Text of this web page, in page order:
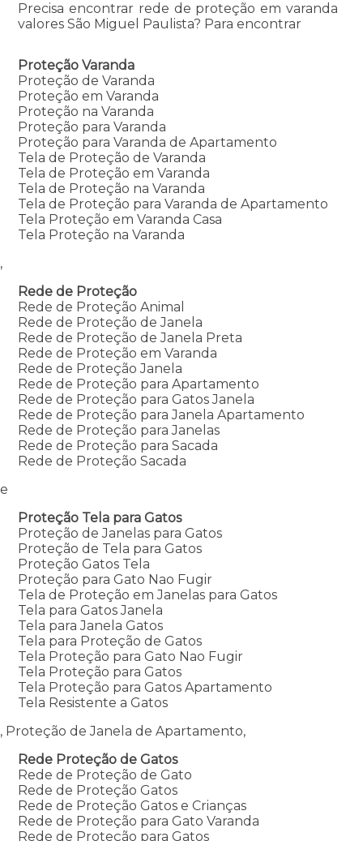
Precisa encontrar rede de proteção em varanda
valores São Miguel Paulista? Para encontrar
Proteção Varanda
Proteção de Varanda
Proteção em Varanda
Proteção na Varanda
Proteção para Varanda
Proteção para Varanda de Apartamento
Tela de Proteção de Varanda
Tela de Proteção em Varanda
Tela de Proteção na Varanda
Tela de Proteção para Varanda de Apartamento
Tela Proteção em Varanda Casa
Tela Proteção na Varanda
,
Rede de Proteção
Rede de Proteção Animal
Rede de Proteção de Janela
Rede de Proteção de Janela Preta
Rede de Proteção em Varanda
Rede de Proteção Janela
Rede de Proteção para Apartamento
Rede de Proteção para Gatos Janela
Rede de Proteção para Janela Apartamento
Rede de Proteção para Janelas
Rede de Proteção para Sacada
Rede de Proteção Sacada
e
Proteção Tela para Gatos
Proteção de Janelas para Gatos
Proteção de Tela para Gatos
Proteção Gatos Tela
Proteção para Gato Nao Fugir
Tela de Proteção em Janelas para Gatos
Tela para Gatos Janela
Tela para Janela Gatos
Tela para Proteção de Gatos
Tela Proteção para Gato Nao Fugir
Tela Proteção para Gatos
Tela Proteção para Gatos Apartamento
Tela Resistente a Gatos
, Proteção de Janela de Apartamento,
Rede Proteção de Gatos
Rede de Proteção de Gato
Rede de Proteção Gatos
Rede de Proteção Gatos e Crianças
Rede de Proteção para Gato Varanda
Rede de Proteção para Gatos